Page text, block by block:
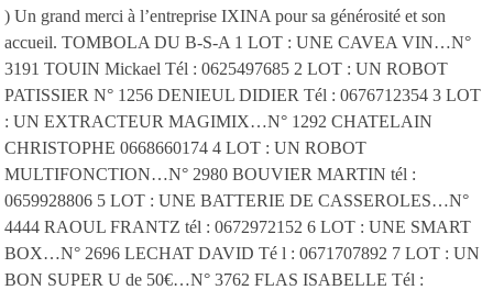
) Un grand merci à l’entreprise IXINA pour sa générosité et son
accueil. TOMBOLA DU B-S-A 1 LOT : UNE CAVEA VIN…N°
3191 TOUIN Mickael Tél : 0625497685 2 LOT : UN ROBOT
PATISSIER N° 1256 DENIEUL DIDIER Tél : 0676712354 3 LOT
: UN EXTRACTEUR MAGIMIX…N° 1292 CHATELAIN
CHRISTOPHE 0668660174 4 LOT : UN ROBOT
MULTIFONCTION…N° 2980 BOUVIER MARTIN tél :
0659928806 5 LOT : UNE BATTERIE DE CASSEROLES…N°
4444 RAOUL FRANTZ tél : 0672972152 6 LOT : UNE SMART
BOX…N° 2696 LECHAT DAVID Té l : 0671707892 7 LOT : UN
BON SUPER U de 50€…N° 3762 FLAS ISABELLE Tél :